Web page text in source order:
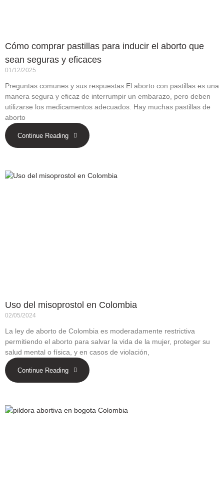
Cómo comprar pastillas para inducir el aborto que
sean seguras y eficaces
01/12/2025
Preguntas comunes y sus respuestas El aborto con pastillas es una
manera segura y eficaz de interrumpir un embarazo, pero deben
utilizarse los medicamentos adecuados. Hay muchas pastillas de
aborto
Continue Reading
Uso del misoprostol en Colombia
02/05/2024
La ley de aborto de Colombia es moderadamente restrictiva
permitiendo el aborto para salvar la vida de la mujer, proteger su
salud mental o física, y en casos de violación,
Continue Reading